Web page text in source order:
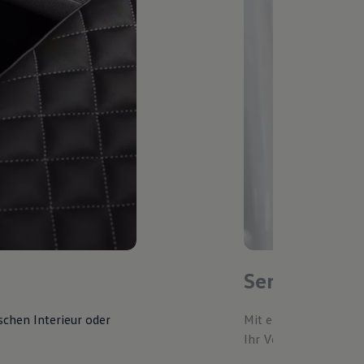
Interieur oder
Service-
Mit einem
Ihr Volkswagen